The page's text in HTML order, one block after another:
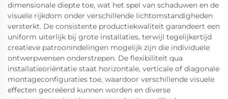
dimensionale diepte toe, wat het spel van schaduwen en de
visuele rijkdom onder verschillende lichtomstandigheden
versterkt. De consistente productiekwaliteit garandeert een
uniform uiterlijk bij grote installaties, terwijl tegelijkertijd
creatieve patroonindelingen mogelijk zijn die individuele
ontwerpwensen onderstrepen. De flexibiliteit qua
installatieoriëntatie staat horizontale, verticale of diagonale
montageconfiguraties toe, waardoor verschillende visuele
effecten gecreëerd kunnen worden en diverse